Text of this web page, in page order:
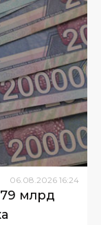
06 08 2026 16:24
млрд